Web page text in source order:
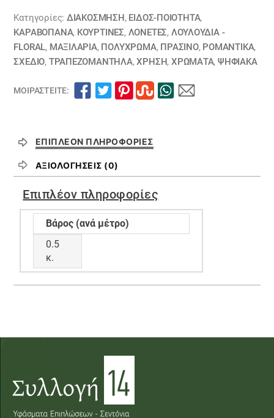
Κατηγορίες: ΔΙΑΚΟΣΜΗΣΗ , ΕΙΔΟΣ-ΠΟΙΟΤΗΤΑ,
ΚΑΡΑΒΌΠΑΝΑ, ΚΟΥΡΤΊΝΕΣ, ΛΟΝΈΤΕΣ, ΛΟΥΛΟΎΔΙΑ -
FLORAL, ΜΑΞΙΛΆΡΙΑ, ΠΟΛΥΧΡΩΜΑ, ΠΡΑΣΙΝΟ, ΡΟΜΑΝΤΙΚΆ,
ΣΧΕΔΙΟ, ΤΡΑΠΕΖΟΜΆΝΤΗΛΑ,ΧΡΗΣΗ, ΧΡΏΜΑΤΑ,ΨΗΦΙΑΚΆ
ΜΟΙΡΑΣΤΕΊΤΕ:
ΕΠΙΠΛΈΟΝ ΠΛΗΡΟΦΟΡΊΕΣ
ΑΞΙΟΛΟΓΉΣΕΙΣ (0)
Επιπλέον πληροφορίες
Βάρος (ανά μέτρο)
0.5
κ.